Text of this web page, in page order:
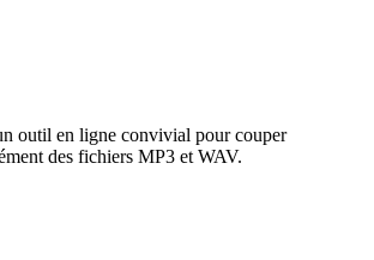
outil en ligne convivial pour couper
des fichiers MP3 et WAV.